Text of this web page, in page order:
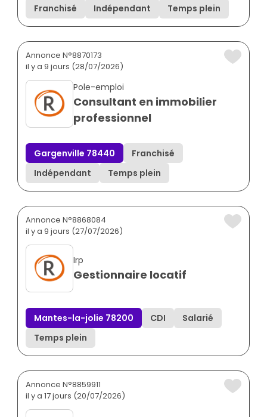
Franchisé Indépendant Temps plein
Annonce N°8870173
il y a 9 jours (28/07/2026)
Pole-emploi
Consultant en immobilier
professionnel
Gargenville 78440
Franchisé
Indépendant
Temps plein
Annonce N°8868084
il y a 9 jours (27/07/2026)
Irp
Gestionnaire locatif
Mantes-la-jolie 78200 CDI
Salarié
Temps plein
Annonce N°8859911
il y a 17 jours (20/07/2026)